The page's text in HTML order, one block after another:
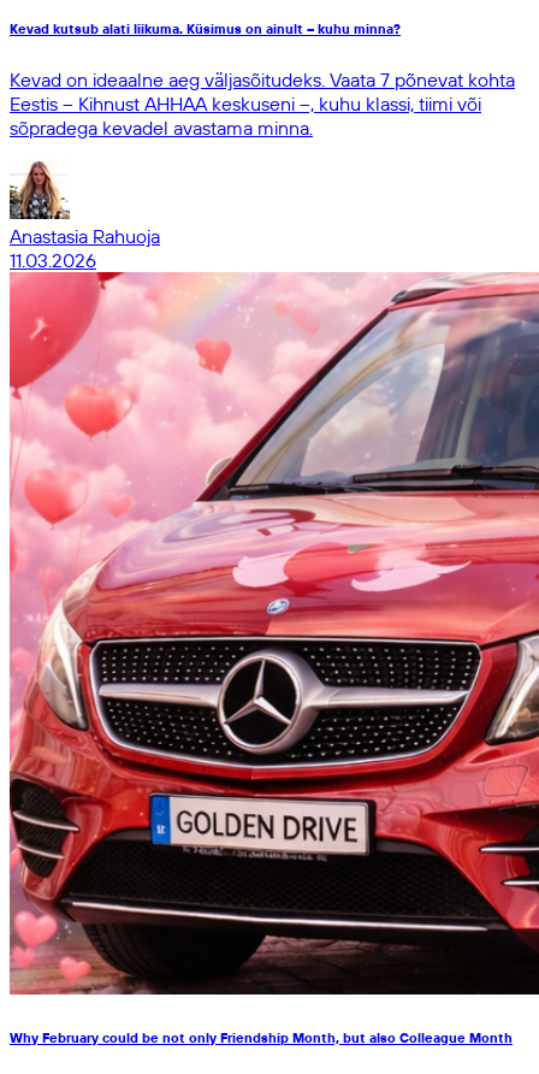
Kevad kutsub alati liikuma. Küsimus on ainult – kuhu minna?
Kevad on ideaalne aeg väljasõitudeks. Vaata 7 põnevat kohta
Eestis – Kihnust AHHAA keskuseni –, kuhu klassi, tiimi või
sõpradega kevadel avastama minna.
Anastasia Rahuoja
11.03.2026
Why February could be not only Friendship Month, but also Colleague Month